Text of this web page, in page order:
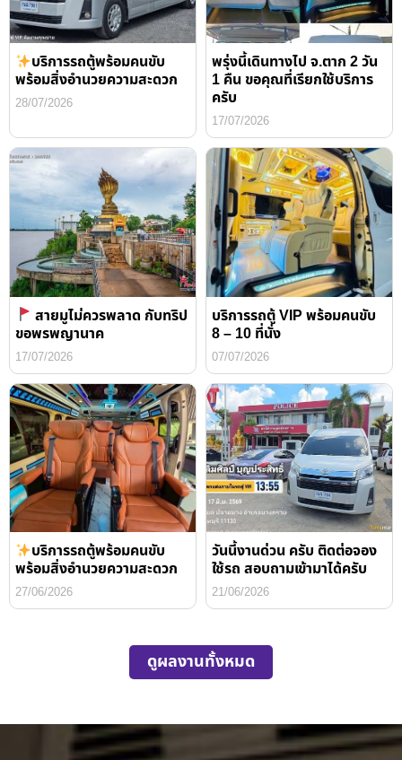
บริการรถตู้พร้อมคนขับ
พร้อมสิ่งอำนวยความสะดวก
28/07/2026
พรุ่งนี้เดินทางไป จ.ตาก 2 วัน
1 คืน ขอคุณที่เรียกใช้บริการ
ครับ
17/07/2026
สายมูไม่ควรพลาด กับทริป
ขอพรพญานาค
17/07/2026
บริการรถตู้ VIP พร้อมคนขับ
8 – 10 ที่นั่ง
07/07/2026
บริการรถตู้พร้อมคนขับ
พร้อมสิ่งอำนวยความสะดวก
27/06/2026
วันนี้งานด่วน ครับ ติดต่อจอง
ใช้รถ สอบถามเข้ามาได้ครับ
21/06/2026
ดูผลงานทั้งหมด